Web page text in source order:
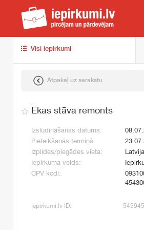
Visi iepirkumi
Atpakaļ uz sarakstu
Ēkas stāva remonts
Izsludināšanas datums:
Pieteikšanās termiņš:
Izpildes/piegādes vieta:
Iepirkuma veids:
CPV kodi:
Iepirkumi.lv ID: